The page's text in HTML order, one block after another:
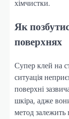
хімчистки.
Як
поверхнях
Супер клей на
ситуація
поверхні
шкіра, адже
метод залежить